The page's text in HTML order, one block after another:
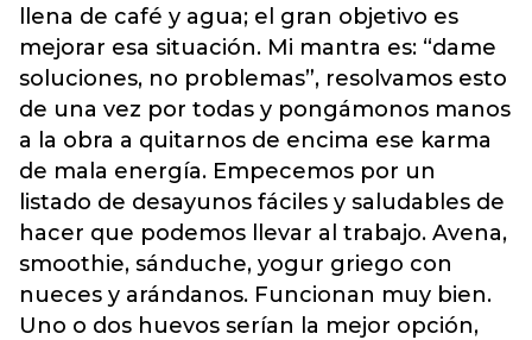
llena de café y agua; el gran objetivo es
mejorar esa situación. Mi mantra es: “dame
soluciones, no problemas”, resolvamos esto
de una vez por todas y pongámonos manos
a la obra a quitarnos de encima ese karma
de mala energía. Empecemos por un
listado de desayunos fáciles y saludables de
hacer que podemos llevar al trabajo. Avena,
smoothie, sánduche, yogur griego con
nueces y arándanos. Funcionan muy bien.
Uno o dos huevos serían la mejor opción,